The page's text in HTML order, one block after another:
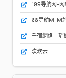
199导航网-
88导航网-网
千宿網絡 - 靜
欢欢云